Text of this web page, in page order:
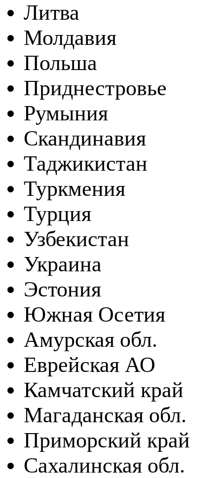
Литва
Молдавия
Польша
Приднестровье
Румыния
Скандинавия
Таджикистан
Туркмения
Турция
Узбекистан
Украина
Эстония
Южная Осетия
Амурская обл.
Еврейская АО
Камчатский край
Магаданская обл.
Приморский край
Сахалинская обл.